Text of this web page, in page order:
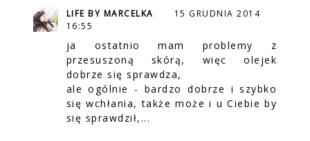
LIFE BY MARCELKA
15 GRUDNIA 2014
16:55
ja ostatnio mam problemy z
przesuszoną skórą, więc olejek
dobrze się sprawdza,
ale ogólnie - bardzo dobrze i szybko
się wchłania, także może i u Ciebie by
się sprawdził,...